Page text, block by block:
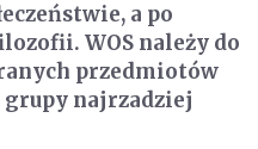
a po
WOS należy do
przedmiotów
grupy najrzadziej